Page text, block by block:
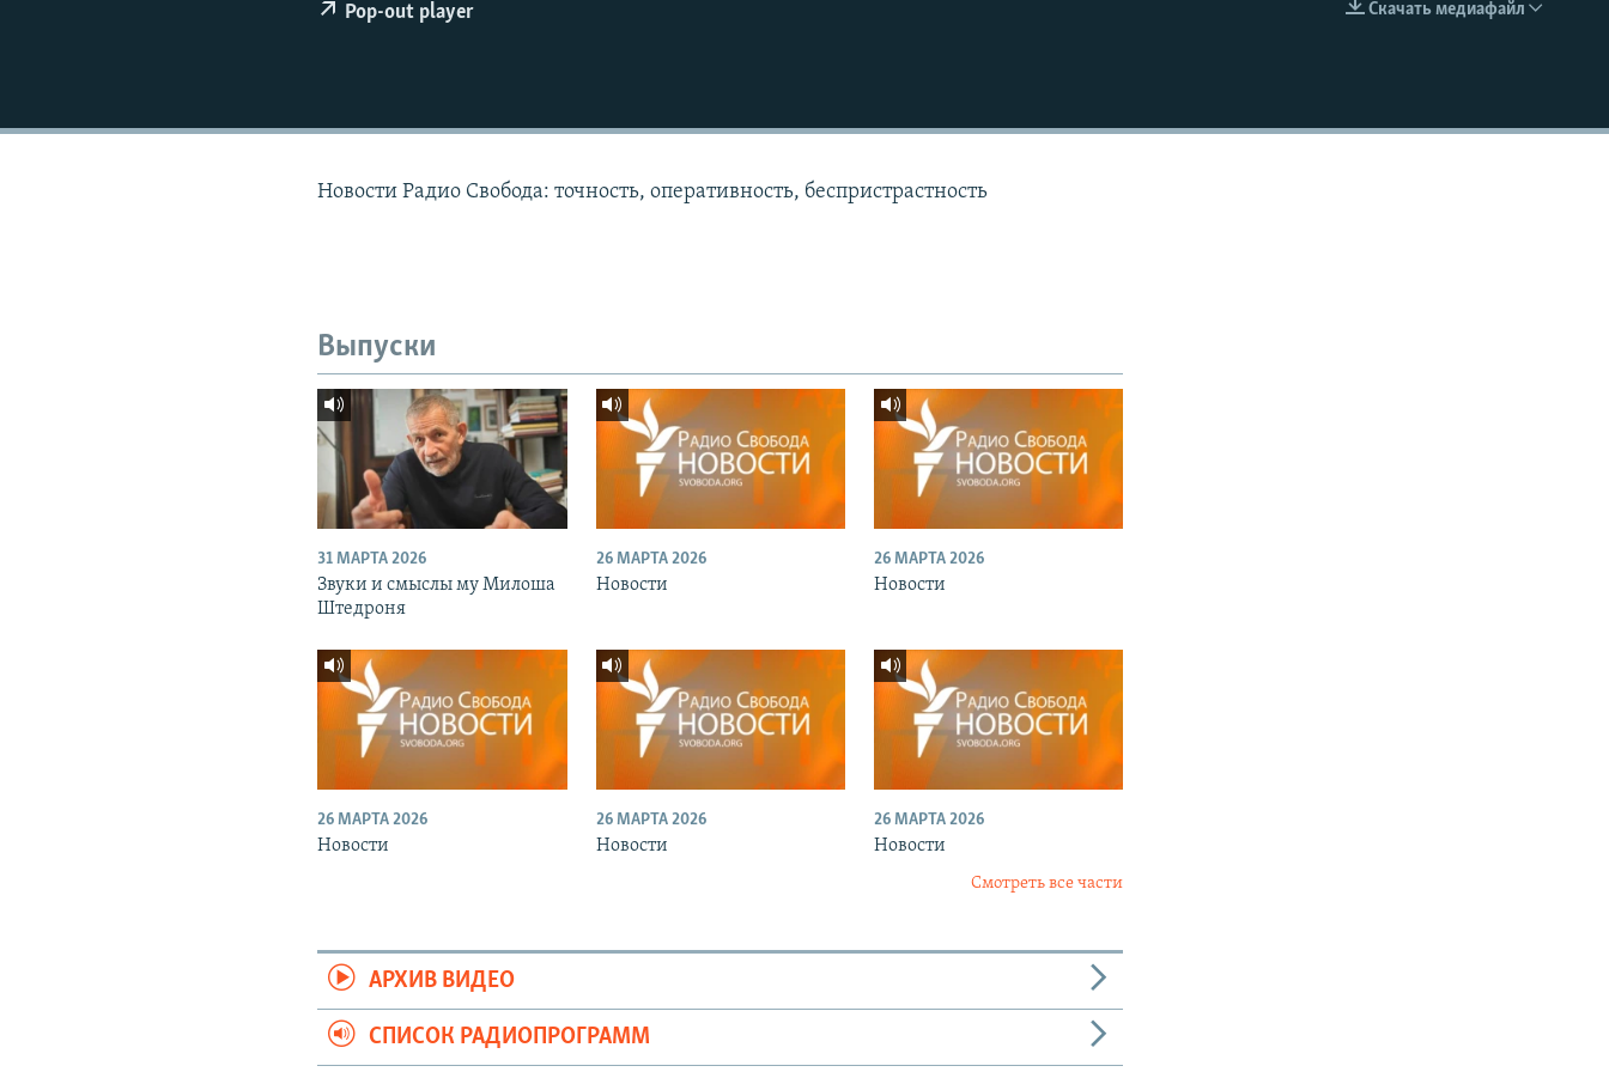
EMBED
Скачать медиафайл
Pop-out player
Новости Радио Свобода: точность, оперативность, беспристрастность
Выпуски
31 МАРТА 2026
Звуки и смыслы му Милоша
Штедроня
26 МАРТА 2026
Новости
26 МАРТА 2026
Новости
26 МАРТА 2026
Новости
26 МАРТА 2026
Новости
26 МАРТА 2026
Новости
Смотреть все части
АРХИВ ВИДЕО
СПИСОК РАДИОПРОГРАММ